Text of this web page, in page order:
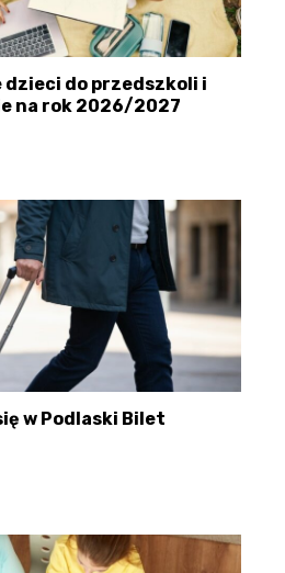
dzieci do przedszkoli i
na rok 2026/2027
w Podlaski Bilet